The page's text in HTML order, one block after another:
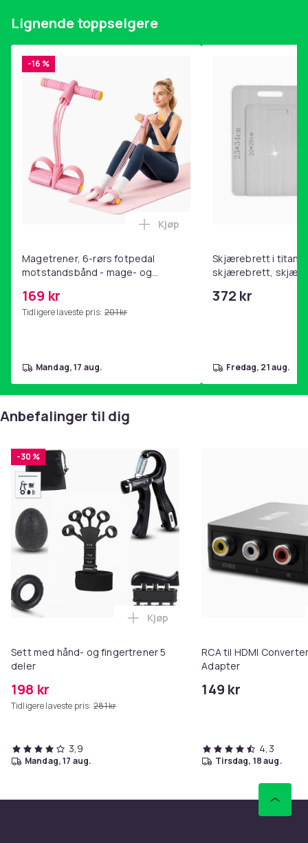
Lignende toppselgere
-16 %
Magetrener, 6-rørs fotpedal
motstandsbånd - mage- og
hjemmegymnastikk Pink
169 kr
Tidligere laveste pris: 201 kr
Legg Magetrener, 6-rørs
Kjøp
mandag, 17 aug.
Skjærebrett i titan,
skjærebrett,
372 kr
fredag, 21 aug.
Anbefalinger til dig
-30 %
Sett med hånd- og fingertrener 5
deler
198 kr
Tidligere laveste pris: 281 kr
Legg Sett med hånd- og
Kjøp
3,9
mandag, 17 aug.
RCA til HDMI
Adapter
149 kr
4,3
tirsdag, 18 aug.